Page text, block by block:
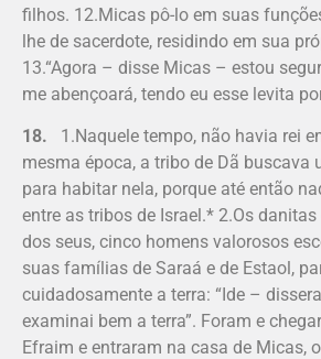
filhos. 12.Micas pô-lo em suas
lhe de sacerdote, residindo em sua
13.“Agora – disse Micas – estou
me abençoará, tendo eu esse levita
18. 1.Naquele tempo, não havia rei
mesma época, a tribo de Dã buscava
para habitar nela, porque até então
entre as tribos de Israel.* 2.Os
dos seus, cinco homens valorosos
suas famílias de Saraá e de Estaol,
cuidadosamente a terra: “Ide –
examinai bem a terra”. Foram e
Efraim e entraram na casa de Micas,